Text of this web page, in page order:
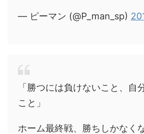
— ピーマン (@P_man_sp)
「勝つには負けないこと、自
こと」
ホーム最終戦、勝ちしかなく